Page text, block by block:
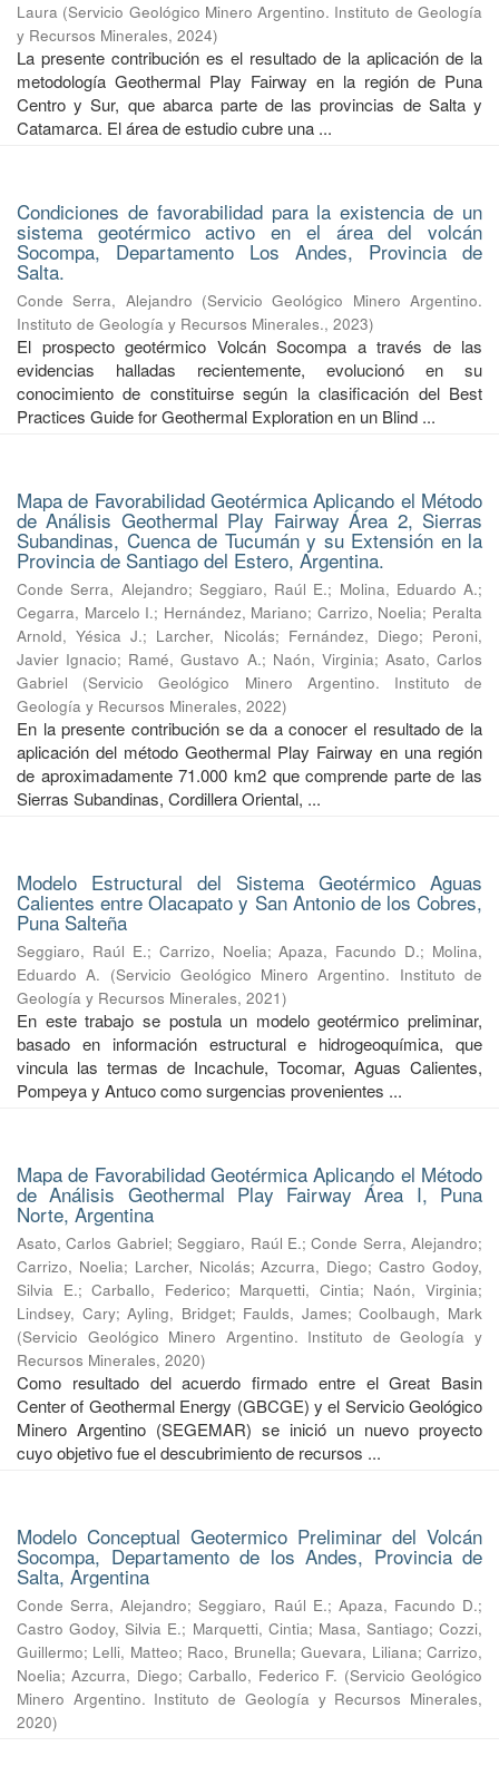
Laura (Servicio Geológico Minero Argentino. Instituto de Geología
y Recursos Minerales, 2024)
La presente contribución es el resultado de la aplicación de la
metodología Geothermal Play Fairway en la región de Puna
Centro y Sur, que abarca parte de las provincias de Salta y
Catamarca. El área de estudio cubre una ...
Condiciones de favorabilidad para la existencia de un
sistema geotérmico activo en el área del volcán
Socompa, Departamento Los Andes, Provincia de
Salta.
Conde Serra, Alejandro (Servicio Geológico Minero Argentino.
Instituto de Geología y Recursos Minerales., 2023)
El prospecto geotérmico Volcán Socompa a través de las
evidencias halladas recientemente, evolucionó en su
conocimiento de constituirse según la clasificación del Best
Practices Guide for Geothermal Exploration en un Blind ...
Mapa de Favorabilidad Geotérmica Aplicando el Método
de Análisis Geothermal Play Fairway Área 2, Sierras
Subandinas, Cuenca de Tucumán y su Extensión en la
Provincia de Santiago del Estero, Argentina.
Conde Serra, Alejandro; Seggiaro, Raúl E.; Molina, Eduardo A.;
Cegarra, Marcelo I.; Hernández, Mariano; Carrizo, Noelia; Peralta
Arnold, Yésica J.; Larcher, Nicolás; Fernández, Diego; Peroni,
Javier Ignacio; Ramé, Gustavo A.; Naón, Virginia; Asato, Carlos
Gabriel
(Servicio Geológico Minero Argentino. Instituto de
Geología y Recursos Minerales, 2022)
En la presente contribución se da a conocer el resultado de la
aplicación del método Geothermal Play Fairway en una región
de aproximadamente 71.000 km2 que comprende parte de las
Sierras Subandinas, Cordillera Oriental, ...
Modelo Estructural del Sistema Geotérmico Aguas
Calientes entre Olacapato y San Antonio de los Cobres,
Puna Salteña
Seggiaro, Raúl E.; Carrizo, Noelia;Apaza, Facundo D.; Molina,
Eduardo A. (Servicio Geológico Minero Argentino. Instituto de
Geología y Recursos Minerales, 2021)
En este trabajo se postula un modelo geotérmico preliminar,
basado en información estructural e hidrogeoquímica, que
vincula las termas de Incachule, Tocomar, Aguas Calientes,
Pompeya y Antuco como surgencias provenientes ...
Mapa de Favorabilidad Geotérmica Aplicando el Método
de Análisis Geothermal Play Fairway Área I, Puna
Norte, Argentina
Asato, Carlos Gabriel;Seggiaro, Raúl E.;Conde Serra, Alejandro;
Carrizo, Noelia; Larcher, Nicolás;Azcurra, Diego;Castro Godoy,
Silvia E.;Carballo, Federico; Marquetti, Cintia; Naón, Virginia;
Lindsey, Cary;Ayling, Bridget; Faulds, James;Coolbaugh, Mark
(Servicio Geológico Minero Argentino. Instituto de Geología y
Recursos Minerales, 2020)
Como resultado del acuerdo firmado entre el Great Basin
Center of Geothermal Energy (GBCGE) y el Servicio Geológico
Minero Argentino (SEGEMAR) se inició un nuevo proyecto
cuyo objetivo fue el descubrimiento de recursos ...
Modelo Conceptual Geotermico Preliminar del Volcán
Socompa, Departamento de los Andes, Provincia de
Salta, Argentina
Conde Serra, Alejandro;Seggiaro, Raúl E.; Apaza, Facundo D.;
Castro Godoy, Silvia E.; Marquetti, Cintia; Masa, Santiago; Cozzi,
Guillermo; Lelli, Matteo; Raco, Brunella;Guevara, Liliana;Carrizo,
Noelia;Azcurra, Diego;Carballo, Federico F. (Servicio Geológico
Minero Argentino. Instituto de Geología y Recursos Minerales,
2020)